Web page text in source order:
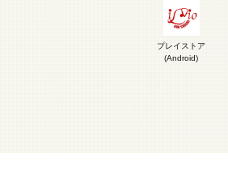
プレイストア
(Android)